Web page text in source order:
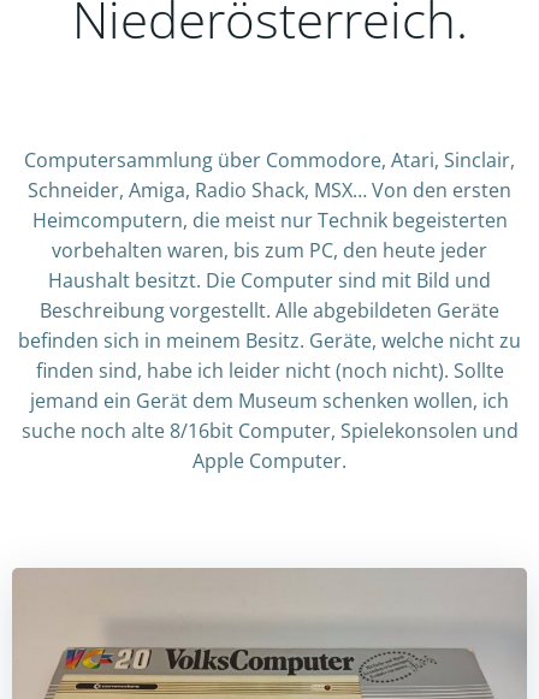
Niederösterreich.
Computersammlung über Commodore, Atari, Sinclair,
Schneider, Amiga, Radio Shack, MSX… Von den ersten
Heimcomputern, die meist nur Technik begeisterten
vorbehalten waren, bis zum PC, den heute jeder
Haushalt besitzt. Die Computer sind mit Bild und
Beschreibung vorgestellt. Alle abgebildeten Geräte
befinden sich in meinem Besitz. Geräte, welche nicht zu
finden sind, habe ich leider nicht (noch nicht). Sollte
jemand ein Gerät dem Museum schenken wollen, ich
suche noch alte 8/16bit Computer, Spielekonsolen und
Apple Computer.